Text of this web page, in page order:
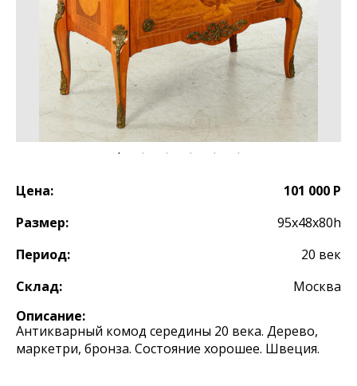
Цена:
101 000 Р
Размер:
95х48х80h
Период:
20 век
Склад:
Москва
Описание:
Антикварный комод середины 20 века. Дерево,
маркетри, бронза. Состояние хорошее. Швеция.